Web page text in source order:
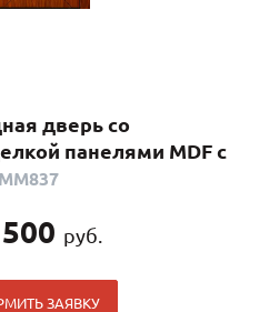
дверь со
панелями MDF с
руб.
ЗАЯВКУ